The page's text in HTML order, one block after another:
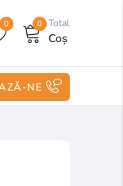
0 Total
Coș
0
NE